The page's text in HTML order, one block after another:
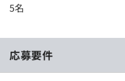
5名
応募要件